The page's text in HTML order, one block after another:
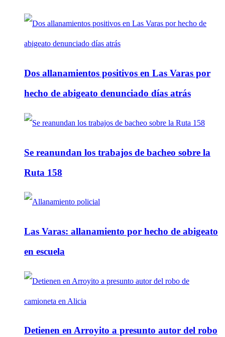
Dos allanamientos positivos en Las Varas por
hecho de abigeato denunciado días atrás
Se reanundan los trabajos de bacheo sobre la
Ruta 158
Las Varas: allanamiento por hecho de abigeato
en escuela
Detienen en Arroyito a presunto autor del robo